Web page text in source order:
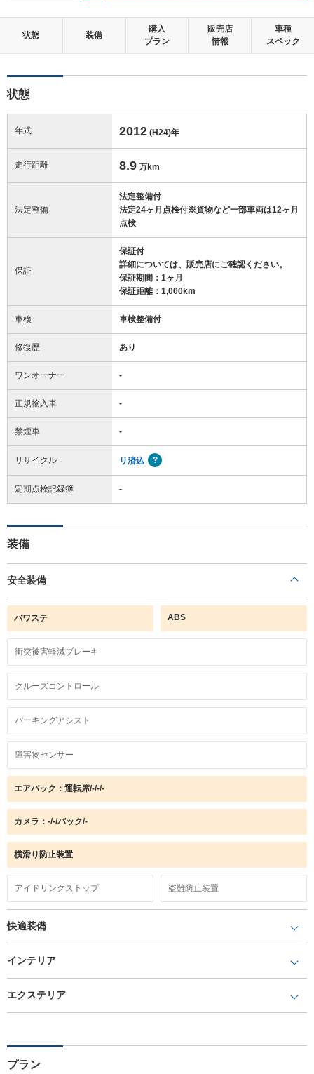
状態 装備
購入
プラン
販売店
情報
車種
スペック
状態
年式 2012 (H24)年
走行距離 8.9 万km
法定整備
法定整備付
法定24ヶ月点検付※貨物など一部車両は12ヶ月
点検
保証
保証付
詳細については、販売店にご確認ください。
保証期間：1ヶ月
保証距離：1,000km
車検 車検整備付
修復歴 あり
ワンオーナー -
正規輸入車 -
禁煙車 -
リサイクル リ済込
定期点検記録簿 -
装備
安全装備
パワステ ABS
衝突被害軽減ブレーキ
クルーズコントロール
パーキングアシスト
障害物センサー
エアバック：運転席/-/-/-
カメラ：-/-/バック/-
横滑り防止装置
アイドリングストップ 盗難防止装置
快適装備
インテリア
エクステリア
プラン